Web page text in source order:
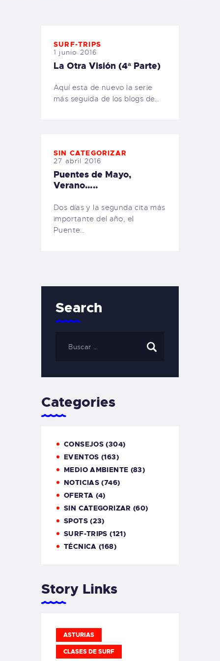
SURF-TRIPS
1 junio 2016
La Otra Visión (4ª Parte)
Aquí esta de nuevo la serie
más seguida de los blogs de…
SIN CATEGORIZAR
27 abril 2016
Puentes de Mayo,
Verano…..
Dos días y la segunda cita más
importante del año, el
Puente…
Search
Categories
CONSEJOS (304)
EVENTOS (163)
MEDIO AMBIENTE (83)
NOTICIAS (746)
OFERTA (4)
SIN CATEGORIZAR (60)
SPOTS(23)
SURF-TRIPS (121)
TÉCNICA (168)
Story Links
ASTURIAS
CLASES DE SURF